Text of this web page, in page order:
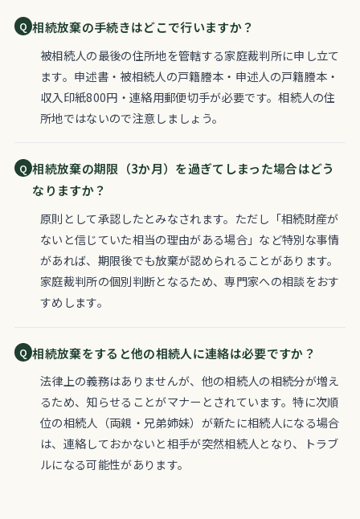
相続放棄の手続きはどこで行いますか？
被相続人の最後の住所地を管轄する家庭裁判所に申し立て
ます。申述書・被相続人の戸籍謄本・申述人の戸籍謄本・
収入印紙800円・連絡用郵便切手が必要です。相続人の住
所地ではないので注意しましょう。
相続放棄の期限（3か月）を過ぎてしまった場合はどう
なりますか？
原則として承認したとみなされます。ただし「相続財産が
ないと信じていた相当の理由がある場合」など特別な事情
があれば、期限後でも放棄が認められることがあります。
家庭裁判所の個別判断となるため、専門家への相談をおす
すめします。
相続放棄をすると他の相続人に連絡は必要ですか？
法律上の義務はありませんが、他の相続人の相続分が増え
るため、知らせることがマナーとされています。特に次順
位の相続人（両親・兄弟姉妹）が新たに相続人になる場合
は、連絡しておかないと相手が突然相続人となり、トラブ
ルになる可能性があります。